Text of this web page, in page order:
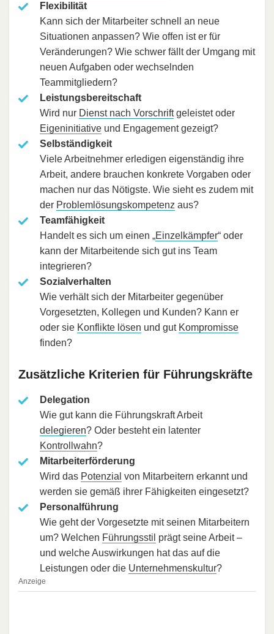
Flexibilität
Kann sich der Mitarbeiter schnell an neue
Situationen anpassen? Wie offen ist er für
Veränderungen? Wie schwer fällt der Umgang mit
neuen Aufgaben oder wechselnden
Teammitgliedern?
Leistungsbereitschaft
Wird nur Dienst nach Vorschriftgeleistet oder
Eigeninitiative und Engagement gezeigt?
Selbständigkeit
Viele Arbeitnehmer erledigen eigenständig ihre
Arbeit, andere brauchen konkrete Vorgaben oder
machen nur das Nötigste. Wie sieht es zudem mit
der Problemlösungskompetenz aus?
Teamfähigkeit
Handelt es sich um einen „Einzelkämpfer“ oder
kann der Mitarbeitende sich gut ins Team
integrieren?
Sozialverhalten
Wie verhält sich der Mitarbeiter gegenüber
Vorgesetzten, Kollegen und Kunden? Kann er
oder sie Konflikte lösen und gut Kompromisse
finden?
Zusätzliche Kriterien für Führungskräfte
Delegation
Wie gut kann die Führungskraft Arbeit
delegieren? Oder besteht ein latenter
Kontrollwahn?
Mitarbeiterförderung
Wird das Potenzial von Mitarbeitern erkannt und
werden sie gemäß ihrer Fähigkeiten eingesetzt?
Personalführung
Wie geht der Vorgesetzte mit seinen Mitarbeitern
um? Welchen Führungsstil prägt seine Arbeit –
und welche Auswirkungen hat das auf die
Leistungen oder die Unternehmenskultur?
Anzeige